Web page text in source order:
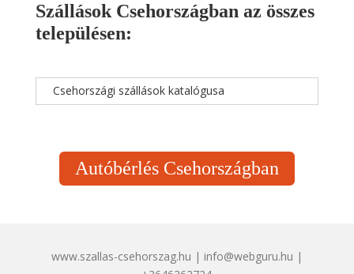
Szállások Csehországban az összes
településen:
Csehországi szállások katalógusa
Autóbérlés Csehországban
www.szallas-csehorszag.hu | info@webguru.hu |